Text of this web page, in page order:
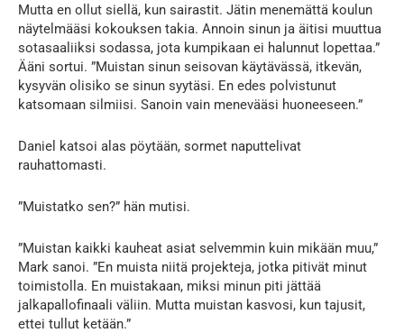
Mutta en ollut siellä, kun sairastit. Jätin menemättä koulun
näytelmääsi kokouksen takia. Annoin sinun ja äitisi muuttua
sotasaaliiksi sodassa, jota kumpikaan ei halunnut lopettaa.”
Ääni sortui. ”Muistan sinun seisovan käytävässä, itkevän,
kysyvän olisiko se sinun syytäsi. En edes polvistunut
katsomaan silmiisi. Sanoin vain menevääsi huoneeseen.”
Daniel katsoi alas pöytään, sormet naputtelivat
rauhattomasti.
”Muistatko sen?” hän mutisi.
”Muistan kaikki kauheat asiat selvemmin kuin mikään muu,”
Mark sanoi. ”En muista niitä projekteja, jotka pitivät minut
toimistolla. En muistakaan, miksi minun piti jättää
jalkapallofinaali väliin. Mutta muistan kasvosi, kun tajusit,
ettei tullut ketään.”